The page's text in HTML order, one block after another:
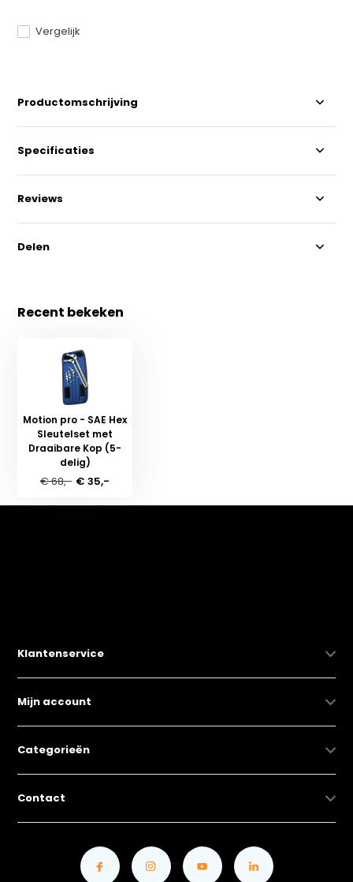
Vergelijk
Productomschrijving
Specificaties
Reviews
Delen
Recent bekeken
Motion pro - SAE Hex
Sleutelset met
Draaibare Kop (5-
delig)
€ 68,- € 35,-
Klantenservice
Mijn account
Categorieën
Contact